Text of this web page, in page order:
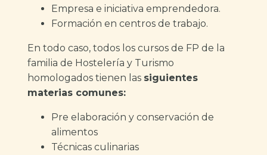
Empresa e iniciativa emprendedora.
Formación en centros de trabajo.
En todo caso, todos los cursos de FP de la
familia de Hostelería y Turismo
homologados tienen las siguientes
materias comunes:
Pre elaboración y conservación de
alimentos
Técnicas culinarias